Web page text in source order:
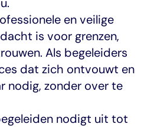
en veilige
is voor grenzen,
Als begeleiders
dat zich ontvouwt en
nodig, zonder over te
nodigt uit tot